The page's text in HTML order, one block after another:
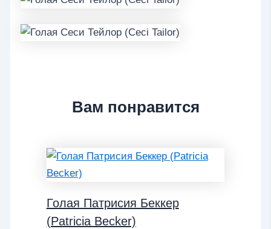
Вам понравится
Голая Патрисия Беккер
(Patricia Becker)